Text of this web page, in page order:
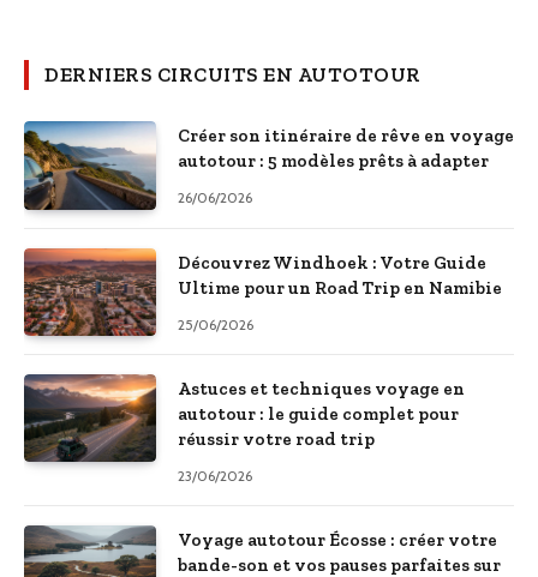
DERNIERS CIRCUITS EN AUTOTOUR
Créer son itinéraire de rêve en voyage
autotour : 5 modèles prêts à adapter
26/06/2026
Découvrez Windhoek : Votre Guide
Ultime pour un Road Trip en Namibie
25/06/2026
Astuces et techniques voyage en
autotour : le guide complet pour
réussir votre road trip
23/06/2026
Voyage autotour Écosse : créer votre
bande-son et vos pauses parfaites sur